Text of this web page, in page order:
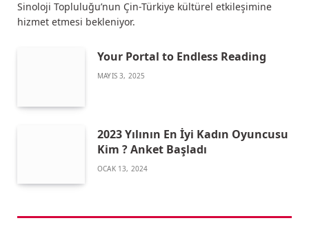
Sinoloji Topluluğu’nun Çin-Türkiye kültürel etkileşimine
hizmet etmesi bekleniyor.
Your Portal to Endless Reading
MAYIS 3, 2025
2023 Yılının En İyi Kadın Oyuncusu
Kim ? Anket Başladı
OCAK 13, 2024